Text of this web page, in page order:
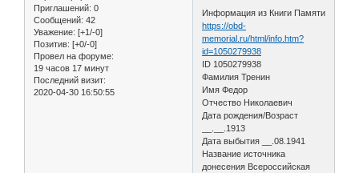
Приглашений: 0
Сообщений: 42
Уважение: [+1/-0]
Позитив: [+0/-0]
Провел на форуме:
19 часов 17 минут
Последний визит:
2020-04-30 16:50:55
Информация из Книги Памяти
https://obd-
memorial.ru/html/info.htm?
id=1050279938
ID 1050279938
Фамилия Тренин
Имя Федор
Отчество Николаевич
Дата рождения/Возраст
__.__.1913
Дата выбытия __.08.1941
Название источника
донесения Всероссийская